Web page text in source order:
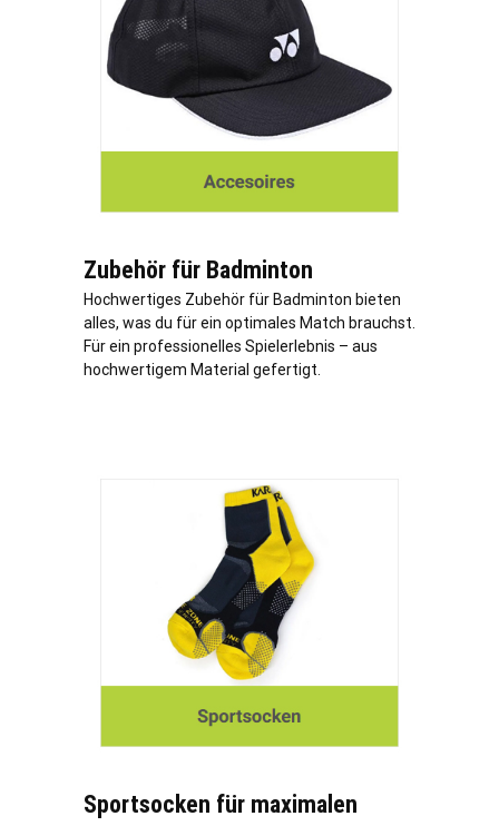
Zubehör für Badminton
Hochwertiges Zubehör für Badminton bieten
alles, was du für ein optimales Match brauchst.
Für ein professionelles Spielerlebnis – aus
hochwertigem Material gefertigt.
Sportsocken für maximalen